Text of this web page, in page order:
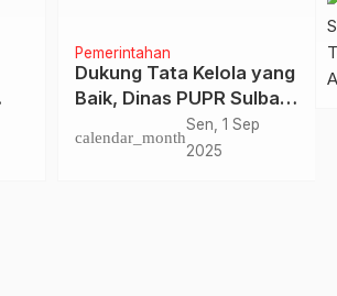
Pemerintahan
Dukung Tata Kelola yang
Baik, Dinas PUPR Sulbar
Ikuti Sosialisasi Perda
Bantuan Hukum
calendar_month
Sen, 1 Sep
2025